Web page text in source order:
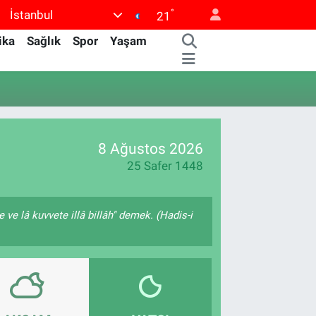
İstanbul 21 °
Sağlık Spor
Yaşam
8 Ağustos 2026
25 Safer 1448
ve lâ kuvvete illâ billâh" demek. (Hadis-i